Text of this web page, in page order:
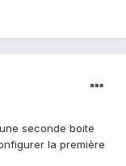
seconde boite
la première